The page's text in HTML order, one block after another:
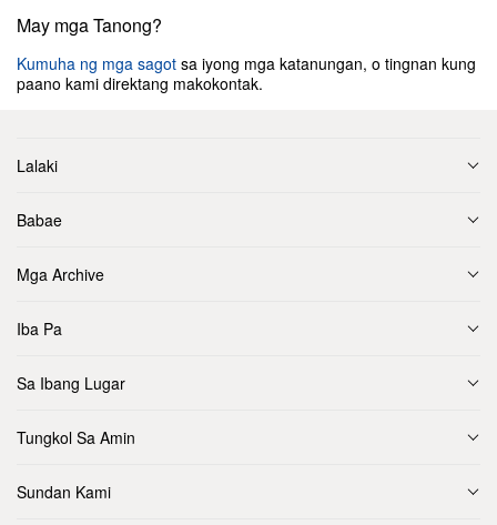
May mga Tanong?
Kumuha ng mga sagot sa iyong mga katanungan, o tingnan kung
paano kami direktang makokontak.
Lalaki
Babae
Mga Archive
Iba Pa
Sa Ibang Lugar
Tungkol Sa Amin
Sundan Kami